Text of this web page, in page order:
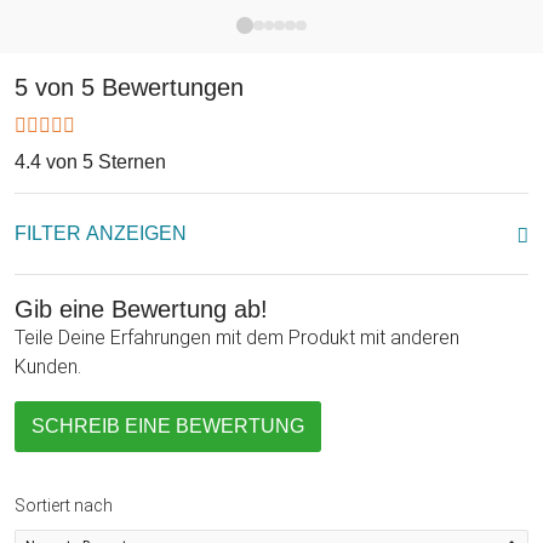
Das gewickelte Lederarmband Schwarz - Geokoordinaten -
Valentinstag, Jahrestag oder zu Weihnachten. Es kann aber
auch eine liebe Zuwendung an einen Arbeitskollegen oder
Mann und zu welchem Anlass Du dieses Armband
verschenkst, ein freudiges Lächeln der Dankbarkeit ist Dir
sicher!
5 von 5 Bewertungen
4.4 von 5 Sternen
FILTER ANZEIGEN
Gib eine Bewertung ab!
Teile Deine Erfahrungen mit dem Produkt mit anderen
Kunden.
SCHREIB EINE BEWERTUNG
Sortiert nach